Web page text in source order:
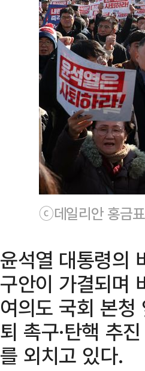
ⓒ데일리안 홍금
윤석열 대통령의
구안이 가결되며
여의도 국회 본
퇴 촉구·탄핵 추
를 외치고 있다.